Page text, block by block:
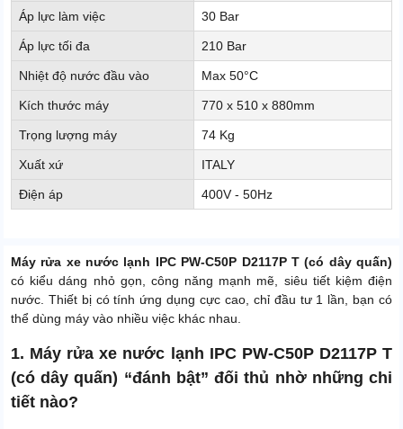
Áp lực làm việc 30 Bar
Áp lực tối đa 210 Bar
Nhiệt độ nước đầu vào Max 50°C
Kích thước máy 770 x 510 x 880mm
Trọng lượng máy 74 Kg
Xuất xứ ITALY
Điện áp 400V - 50Hz
Máy rửa xe nước lạnh IPC PW-C50P D2117P T (có dây quấn)
có kiểu dáng nhỏ gọn, công năng mạnh mẽ, siêu tiết kiệm điện
nước. Thiết bị có tính ứng dụng cực cao, chỉ đầu tư 1 lần, bạn có
thể dùng máy vào nhiều việc khác nhau.
1. Máy rửa xe nước lạnh IPC PW-C50P D2117P T
(có dây quấn) “đánh bật” đối thủ nhờ những chi
tiết nào?